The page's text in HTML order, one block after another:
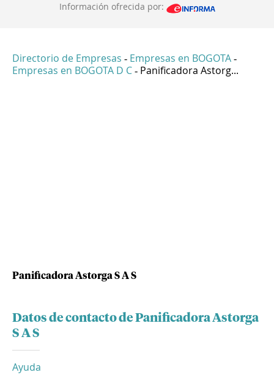
Información ofrecida por:
Directorio de Empresas - Empresas en BOGOTA -
Empresas en BOGOTA D C - Panificadora Astorg...
Panificadora Astorga S A S
Datos de contacto de Panificadora Astorga
S A S
Ayuda